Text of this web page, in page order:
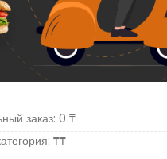
заказ: 0 ₸
₸₸